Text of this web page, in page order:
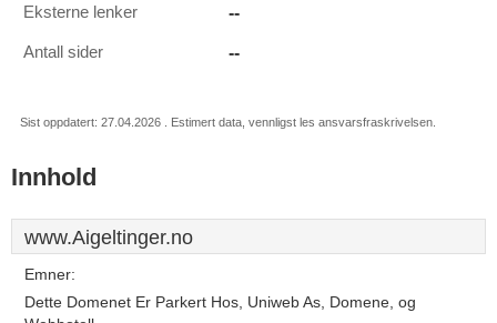
Eksterne lenker --
Antall sider --
Sist oppdatert: 27.04.2026 . Estimert data, vennligst les ansvarsfraskrivelsen.
Innhold
www.Aigeltinger.no
Emner:
Dette Domenet Er Parkert Hos, Uniweb As, Domene, og